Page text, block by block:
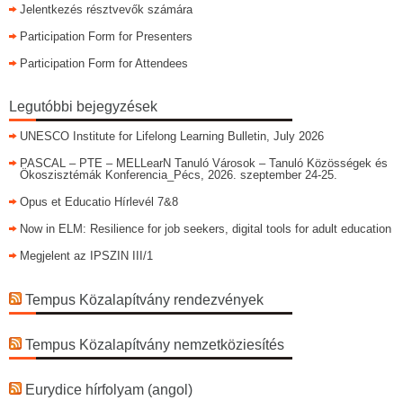
Jelentkezés résztvevők számára
Participation Form for Presenters
Participation Form for Attendees
Legutóbbi bejegyzések
UNESCO Institute for Lifelong Learning Bulletin, July 2026
PASCAL – PTE – MELLearN Tanuló Városok – Tanuló Közösségek és
Ökoszisztémák Konferencia_Pécs, 2026. szeptember 24-25.
Opus et Educatio Hírlevél 7&8
Now in ELM: Resilience for job seekers, digital tools for adult education
Megjelent az IPSZIN III/1
Tempus Közalapítvány rendezvények
Tempus Közalapítvány nemzetköziesítés
Eurydice hírfolyam (angol)